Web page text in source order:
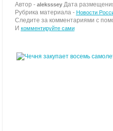
Автор - alekssseyДата
Рубрика материала - Новости
Следите за комментариями с
И комментируйте сами